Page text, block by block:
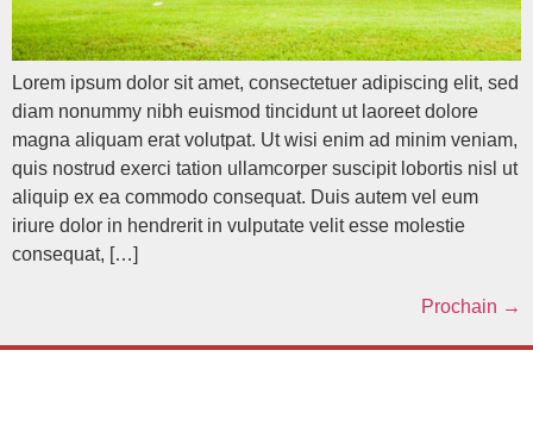
Lorem ipsum dolor sit amet, consectetuer adipiscing elit, sed
diam nonummy nibh euismod tincidunt ut laoreet dolore
magna aliquam erat volutpat. Ut wisi enim ad minim veniam,
quis nostrud exerci tation ullamcorper suscipit lobortis nisl ut
aliquip ex ea commodo consequat. Duis autem vel eum
iriure dolor in hendrerit in vulputate velit esse molestie
consequat, […]
Prochain →